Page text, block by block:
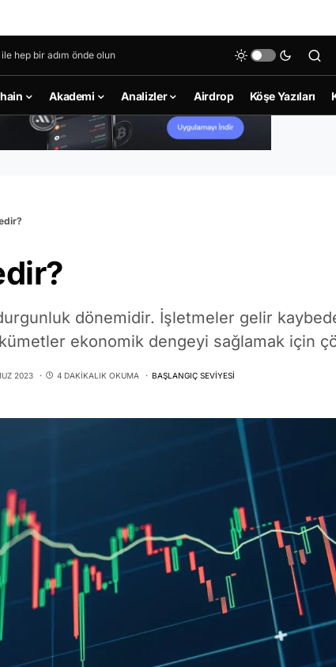
hep bir adım önde olun
Akademi Analizler Airdrop Köşe Yazıları
dönemidir. İşletmeler gelir
ekonomik dengeyi sağlamak için
2023 4 DAKIKALIK OKUMA BAŞLANGIÇ SEVIYESI